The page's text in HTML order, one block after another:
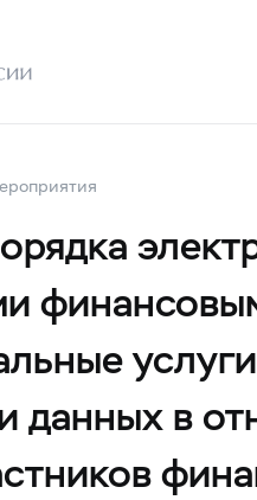
данных в